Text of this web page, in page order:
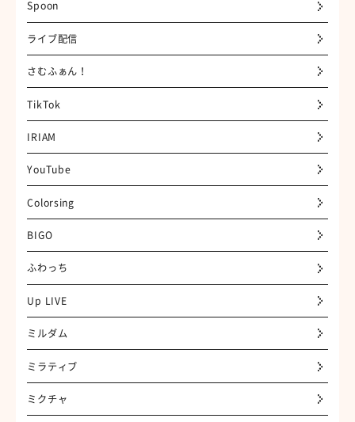
Spoon
ライブ配信
さむふぁん！
TikTok
IRIAM
YouTube
Colorsing
BIGO
ふわっち
Up LIVE
ミルダム
ミラティブ
ミクチャ